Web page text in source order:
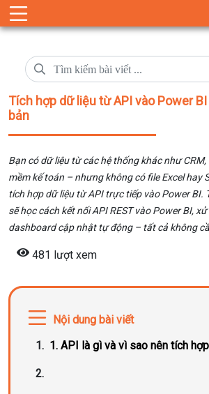
Tích hợp dữ liệu từ API vào Power
bản
Bạn có dữ liệu từ các hệ thống khác như
mềm kế toán – nhưng không có file Excel hay
tích hợp dữ liệu từ API trực tiếp vào Power BI.
sẽ học cách kết nối API REST vào Power BI,
dashboard cập nhật tự động – tất cả không
481 lượt xem
Nội dung bài viết
1. API là gì và vì sao nên tích